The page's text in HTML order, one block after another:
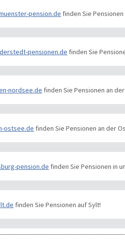
pension.de finden Sie
pensionen.de finden Sie
nordsee.de finden Sie Pensionen an
ostsee.de finden Sie Pensionen an der
pension.de finden Sie Pensionen in
finden Sie Pensionen auf Sylt!